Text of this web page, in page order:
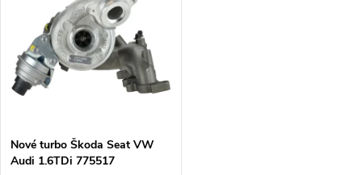
n
p
Nejprodávanější
Abecedně
p
i
s
Nové turbo Škoda Seat VW
Audi 1.6TDi 775517